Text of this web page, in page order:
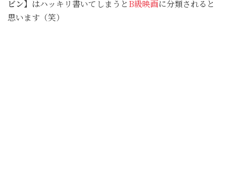
ビン】 はハッキリ書いてしまうとB級映画に分類されると
思います（笑）